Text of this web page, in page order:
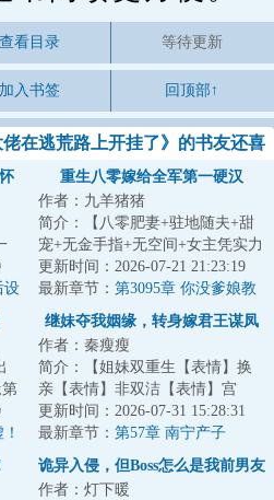
查看目录 等待更新
加入书签 回顶部↑
在逃荒路上开挂了》的书友还喜
设
重生八零嫁给全军第一硬汉
作者：九羊猪猪
简介：【八零肥妻+驻地随夫+甜
宠+无金手指+无空间+女主凭实力
逆袭创业】扑街网文作者姜绾一
朝穿越，重生...
更新时间：2026-07-21 21:23:19
最新章节： 第3095章 你没爹娘教
所以三观扭曲了
继妹夺我姻缘，转身嫁君王谋凤
作者：秦瘦瘦
简介：【姐妹双重生【表情】换
亲【表情】非双洁【表情】宫
斗】&lt;br/&gt;南宁和继妹南嫣一
起重生了。&lt...
更新时间：2026-07-31 15:28:31
最新章节： 第57章 南宁产子
诡异入侵，但Boss怎么是我前男友
作者：灯下暖